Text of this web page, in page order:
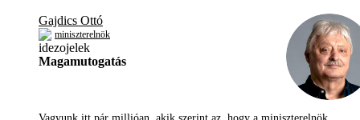
Gajdics Ottó
miniszterelnök
Magamutogatás